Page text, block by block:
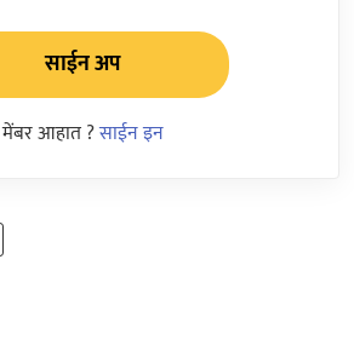
साईन अप
मेंबर आहात ?साईन इन